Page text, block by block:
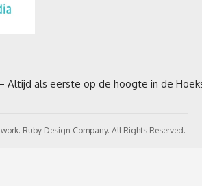
Ruby Design Company. All Rights Reserved.